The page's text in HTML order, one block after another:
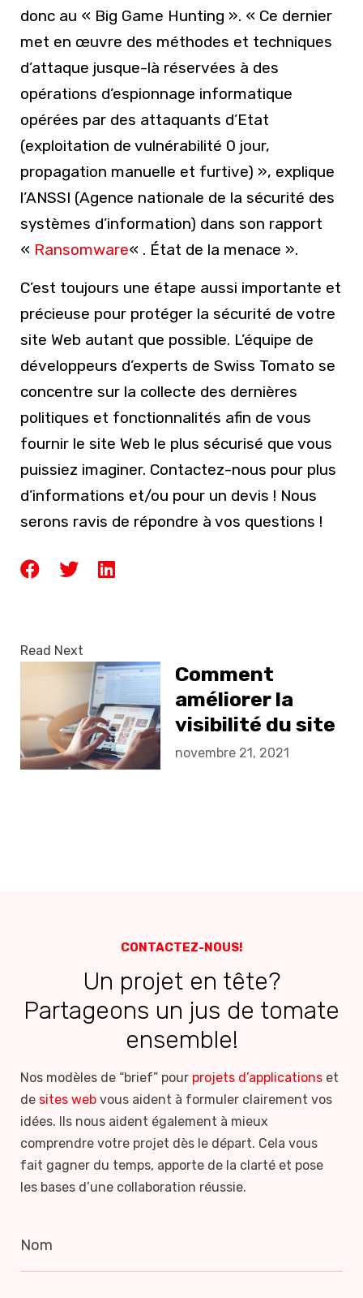
donc au « Big Game Hunting ». « Ce dernier
met en œuvre des méthodes et techniques
d’attaque jusque-là réservées à des
opérations d’espionnage informatique
opérées par des attaquants d’Etat
(exploitation de vulnérabilité 0 jour,
propagation manuelle et furtive) », explique
l’ANSSI (Agence nationale de la sécurité des
systèmes d’information) dans son rapport
« Ransomware« . État de la menace ».
C’est toujours une étape aussi importante et
précieuse pour protéger la sécurité de votre
site Web autant que possible. L’équipe de
développeurs d’experts de Swiss Tomato se
concentre sur la collecte des dernières
politiques et fonctionnalités afin de vous
fournir le site Web le plus sécurisé que vous
puissiez imaginer. Contactez-nous pour plus
d’informations et/ou pour un devis ! Nous
serons ravis de répondre à vos questions !
Read Next
Comment
améliorer la
visibilité du site
web sur Google
novembre 21, 2021
CONTACTEZ-NOUS!
Un projet en tête?
Partageons un jus de tomate
ensemble!
Nos modèles de “brief” pour projets d’applications et
de sites web vous aident à formuler clairement vos
idées. Ils nous aident également à mieux
comprendre votre projet dès le départ. Cela vous
fait gagner du temps, apporte de la clarté et pose
les bases d’une collaboration réussie.
Nom